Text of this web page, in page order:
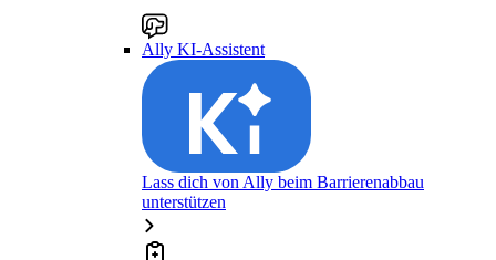
Ally KI-Assistent
Lass dich von Ally beim Barrierenabbau
unterstützen